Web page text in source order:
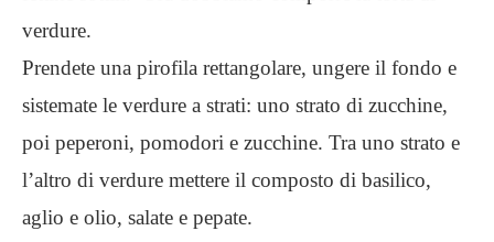
verdure.
Prendete una pirofila rettangolare, ungere il fondo e
sistemate le verdure a strati: uno strato di zucchine,
poi peperoni, pomodori e zucchine. Tra uno strato e
l’altro di verdure mettere il composto di basilico,
aglio e olio, salate e pepate.